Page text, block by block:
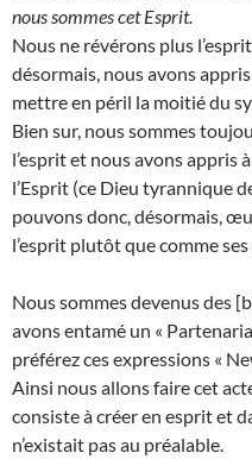
nous sommes cet Esprit.
Nous ne révérons plus
désormais, nous avons
mettre en péril la moitié du
Bien sur, nous sommes
l’esprit et nous avons appris
l’Esprit (ce Dieu tyrannique
pouvons donc, désormais,
l’esprit plutôt que comme
Nous sommes devenus des
avons entamé un «
préférez ces expressions «
Ainsi nous allons faire cet
consiste à créer en esprit et
n’existait pas au préalable.